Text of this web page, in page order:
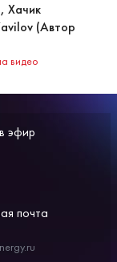
Хачик
(Автор
видео
эфир
почта